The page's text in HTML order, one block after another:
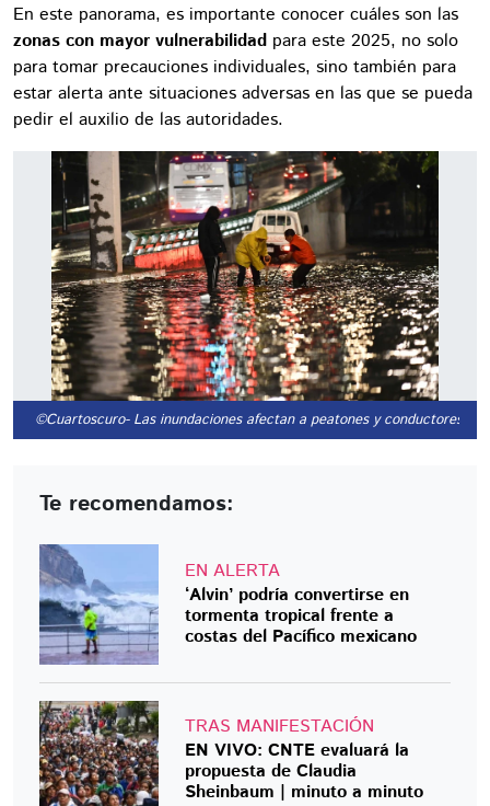
En este panorama, es importante conocer cuáles son las
zonas con mayor vulnerabilidad para este 2025, no solo
para tomar precauciones individuales, sino también para
estar alerta ante situaciones adversas en las que se pueda
pedir el auxilio de las autoridades.
©Cuartoscuro- Las inundaciones afectan a peatones y conductores.
Te recomendamos:
EN ALERTA
‘Alvin’ podría convertirse en
tormenta tropical frente a
costas del Pacífico mexicano
TRAS MANIFESTACIÓN
EN VIVO: CNTE evaluará la
propuesta de Claudia
Sheinbaum | minuto a minuto